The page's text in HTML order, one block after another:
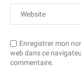
Enregistrer mon
web dans ce
commentaire.